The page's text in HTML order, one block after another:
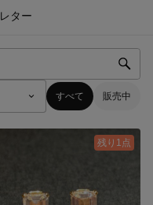
レター
すべて 販売中
残り1点